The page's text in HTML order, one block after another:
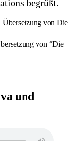
begrüßt.
von “Die
und